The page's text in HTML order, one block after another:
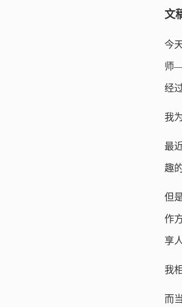
文
今
师
经
我
最
趣
但
作
享
我
而